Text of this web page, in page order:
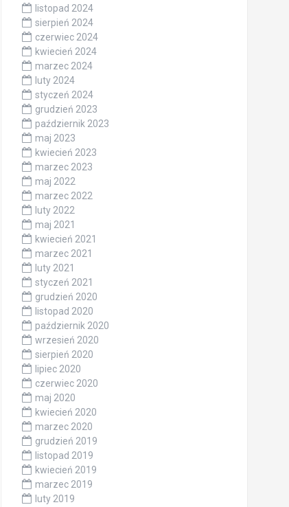
listopad 2024
sierpień 2024
czerwiec 2024
kwiecień 2024
marzec 2024
luty 2024
styczeń 2024
grudzień 2023
październik 2023
maj 2023
kwiecień 2023
marzec 2023
maj 2022
marzec 2022
luty 2022
maj 2021
kwiecień 2021
marzec 2021
luty 2021
styczeń 2021
grudzień 2020
listopad 2020
październik 2020
wrzesień 2020
sierpień 2020
lipiec 2020
czerwiec 2020
maj 2020
kwiecień 2020
marzec 2020
grudzień 2019
listopad 2019
kwiecień 2019
marzec 2019
luty 2019